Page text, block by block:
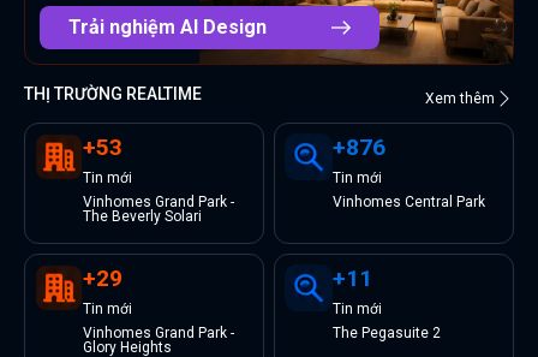
Trải nghiệm AI Design
THỊ TRƯỜNG REALTIME Xem thêm
+53
Tin mới
Vinhomes Grand Park -
The Beverly Solari
+876
Tin mới
Vinhomes Central Park
+29
Tin mới
Vinhomes Grand Park -
Glory Heights
+11
Tin mới
The Pegasuite 2